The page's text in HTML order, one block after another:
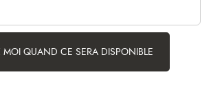
MOI QUAND CE SERA DISPONIBLE